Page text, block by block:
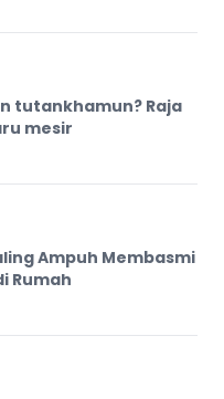
tutankhamun? Raja
mesir
Ampuh Membasmi
Rumah